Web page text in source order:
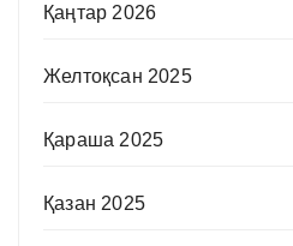
Қаңтар 2026
Желтоқсан 2025
Қараша 2025
Қазан 2025